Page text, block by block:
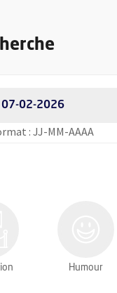
à de recherche -
: JJ-MM-AAAA
Humour